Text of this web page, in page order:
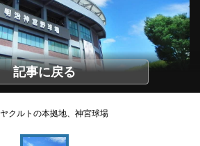
記事に戻る
ヤクルトの本拠地、神宮球場